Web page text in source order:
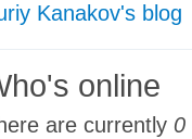
Kanakov's blog
online
are currently 0